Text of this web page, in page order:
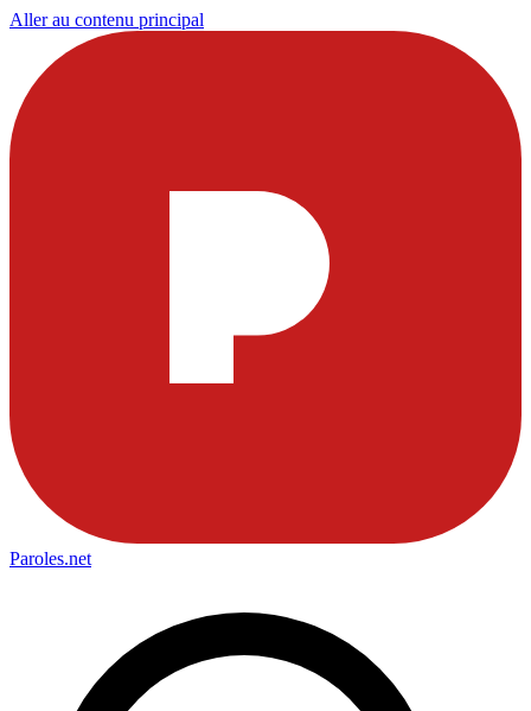
Aller au contenu principal
Paroles.net